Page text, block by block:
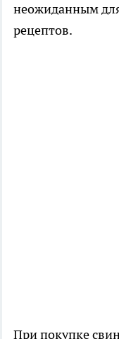
неожиданным
рецептов.
При покупке